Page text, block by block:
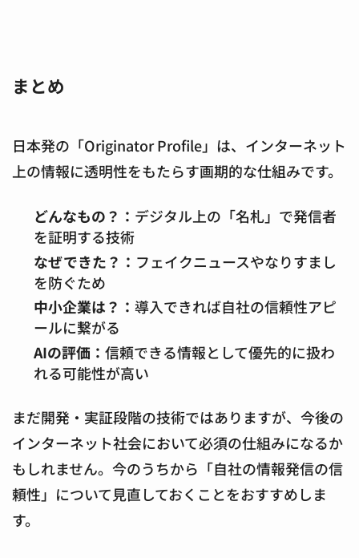
まとめ
日本発の「Originator Profile」は、インターネット
上の情報に透明性をもたらす画期的な仕組みです。
どんなもの？： デジタル上の「名札」で発信者
を証明する技術
なぜできた？： フェイクニュースやなりすまし
を防ぐため
中小企業は？： 導入できれば自社の信頼性アピ
ールに繋がる
AIの評価： 信頼できる情報として優先的に扱わ
れる可能性が高い
まだ開発・実証段階の技術ではありますが、今後の
インターネット社会において必須の仕組みになるか
もしれません。今のうちから「自社の情報発信の信
頼性」について見直しておくことをおすすめしま
す。